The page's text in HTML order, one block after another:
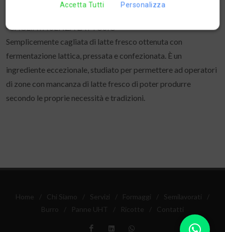
-CAGLIATA SENZA LATTOSIO-
Semplicemente cagliata di latte fresco ottenuta con
fermentazione lattica, pressata e confezionata. È un
ingrediente eccezionale, studiato per permettere ad operatori
di zone con mancanza di latte fresco di poter produrre
secondo le proprie necessità e tradizioni.
Home Chi Siamo Servizi Formaggi Semilavorati
Burro
Panne UHT Ricotte Contatti
Accetta Tutti Personalizza